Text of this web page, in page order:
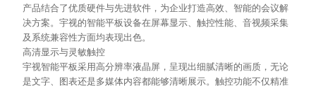
产品结合了优质硬件与先进软件，为企业打造高效、智能的会议解
决方案。宇视的智能平板设备在屏幕显示、触控性能、音视频采集
及系统兼容性方面均表现出色。
高清显示与灵敏触控
宇视智能平板采用高分辨率液晶屏，呈现出细腻清晰的画质，无论
是文字、图表还是多媒体内容都能够清晰展示。触控功能不仅精准